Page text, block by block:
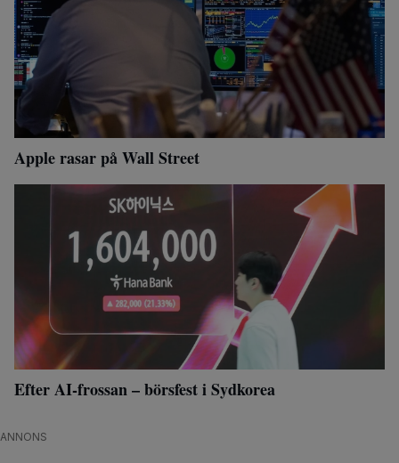
Apple rasar på Wall Street
Efter AI-frossan – börsfest i Sydkorea
ANNONS